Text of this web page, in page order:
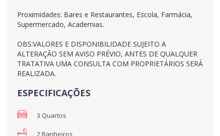
Proximidades: Bares e Restaurantes, Escola, Farmácia,
Supermercado, Academias.
OBS:VALORES E DISPONIBILIDADE SUJEITO A
ALTERAÇÃO SEM AVISO PRÉVIO, ANTES DE QUALQUER
TRATATIVA UMA CONSULTA COM PROPRIETÁRIOS SERÁ
REALIZADA.
ESPECIFICAÇÕES
3 Quartos
2 Banheiros